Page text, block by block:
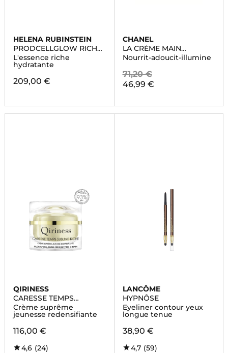
HELENA RUBINSTEIN
PRODCELLGLOW RICH
LOTION
L'essence riche
hydratante
209,00 €
CHANEL
LA CRÈME MAIN
TEXTURE RICHE
Nourrit-adoucit-illumine
71,20 €
46,99 €
QIRINESS
CARESSE TEMPS
SUBLIME RICHE
Crème suprême
jeunesse redensifiante
116,00 €
4,6 (24)
LANCÔME
HYPNÔSE
Eyeliner contour yeux
longue tenue
38,90 €
4,7 (59)